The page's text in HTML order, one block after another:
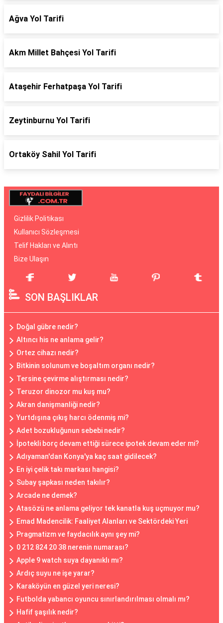
Ağva Yol Tarifi
Akm Millet Bahçesi Yol Tarifi
Ataşehir Ferhatpaşa Yol Tarifi
Zeytinburnu Yol Tarifi
Ortaköy Sahil Yol Tarifi
Gizlilik Politikası
Kullanıcı Sözleşmesi
Telif Hakları ve Alıntı
Bize Ulaşın
SON BAŞLIKLAR
Doğal gübre nedir?
Altıncı his ne anlama gelir?
Ortez cihazı nedir?
Bitkinin solunum ve boşaltım organı nedir?
Tersine çevirme alıştırması nedir?
Teruzor dinozor mu kuş mu?
Akran danişmanliği nedir?
Yurtdışına çıkış harcı ödenmiş mi?
Adet bozukluğunun sebebi nedir?
İpotekli borç devam ettiği sürece ipotek devam eder mi?
Adıyaman'dan Konya'ya kaç saat gidilecek?
En iyi çelik takı markası hangisi?
Subay şapkası neden takılır?
Arcade ne demek?
Atasözü ne anlama geliyor tek kanatla kuş uçmuyor mu?
Emad Madencilik: Faaliyet Alanları ve Sektördeki Yeri
Pragmatizm ve faydacılık aynı şey mi?
0 212 824 20 38 nerenin numarası?
Apple 9 watch suya dayanıklı mı?
Ardıç suyu ne işe yarar?
Karaköyün en güzel yeri neresi?
Futbolda yabancı oyuncu sınırlandırılması olmalı mı?
Hafif şaşılık nedir?